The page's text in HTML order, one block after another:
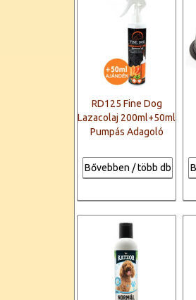
RD125 Fine Dog
Lazacolaj 200ml+50ml
Pumpás Adagoló
Bővebben / több db